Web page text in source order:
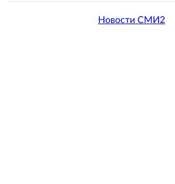
Новости СМИ2